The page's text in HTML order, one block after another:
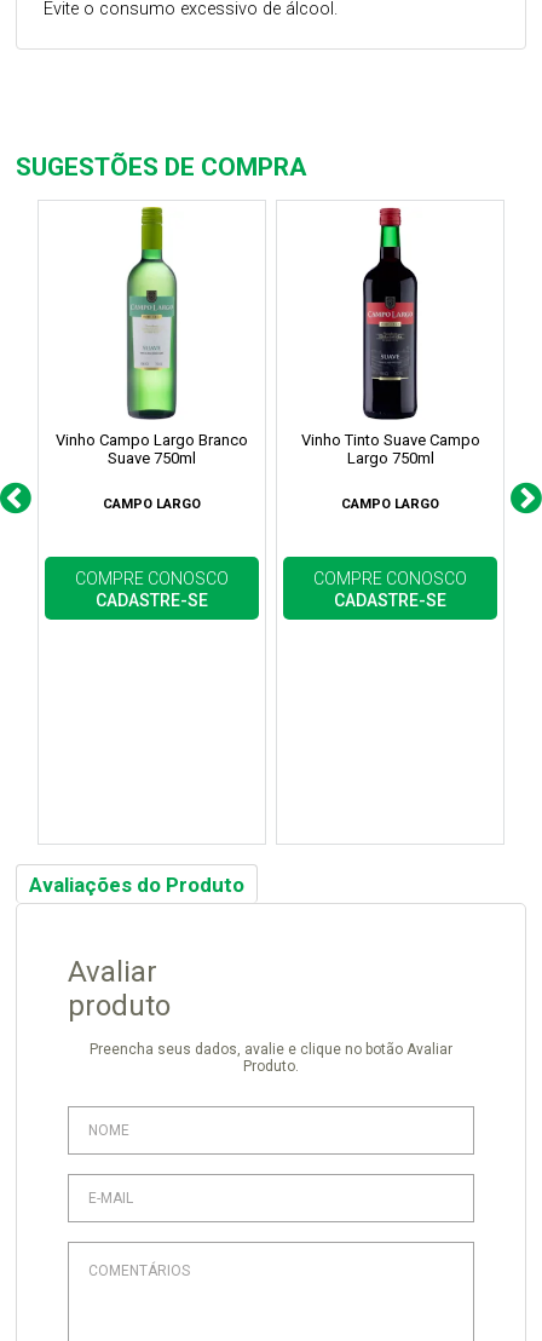
Evite o consumo excessivo de álcool.
SUGESTÕES DE COMPRA
Vinho Campo Largo Branco
Suave 750ml
CAMPO LARGO
COMPRE CONOSCO
CADASTRE-SE
Vinho Tinto Suave Campo
Largo 750ml
CAMPO LARGO
COMPRE CONOSCO
CADASTRE-SE
Avaliações do Produto
Avaliar
produto
Preencha seus dados, avalie e clique no botão Avaliar
Produto.